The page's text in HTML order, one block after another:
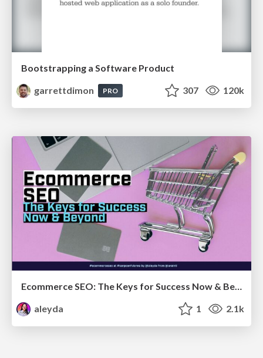
Bootstrapping a Software Product
garrettdimon
PRO 307 120k
Ecommerce SEO: The Keys for Success Now & Beyond - #SERPConf2024
aleyda
1 2.1k